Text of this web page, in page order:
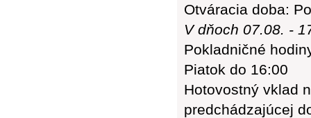
Otváracia doba:
V dňoch 07.08. -
Pokladničné
Piatok do 16:00
Hotovostný vklad
predchádzajúcej